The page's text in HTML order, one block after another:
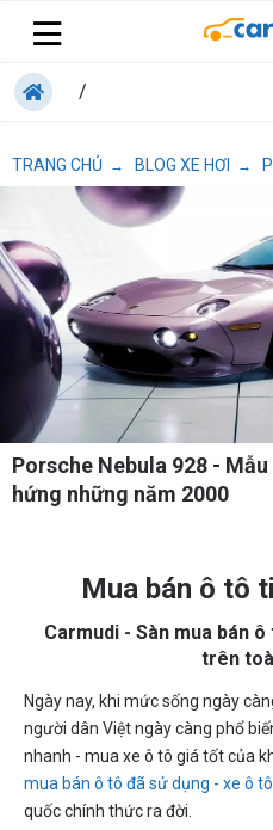
/
TRANG CHỦ → BLOG XE HƠI →
Porsche Nebula 928 -
hứng những năm 2000
Mua bán ô tô
Carmudi - Sàn mua bán
trên
Ngày nay, khi mức sống ngày
người dân Việt ngày càng phổ
nhanh - mua xe ô tô giá tốt của
mua bán ô tô đã sử dụng - xe ô
quốc chính thức ra đời.